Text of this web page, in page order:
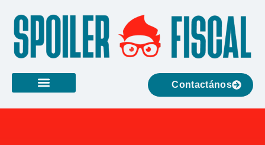
Contactános